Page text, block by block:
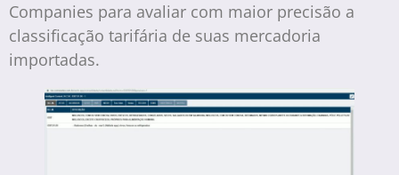
Companies para avaliar com maior precisão a
classificação tarifária de suas mercadoria
importadas.